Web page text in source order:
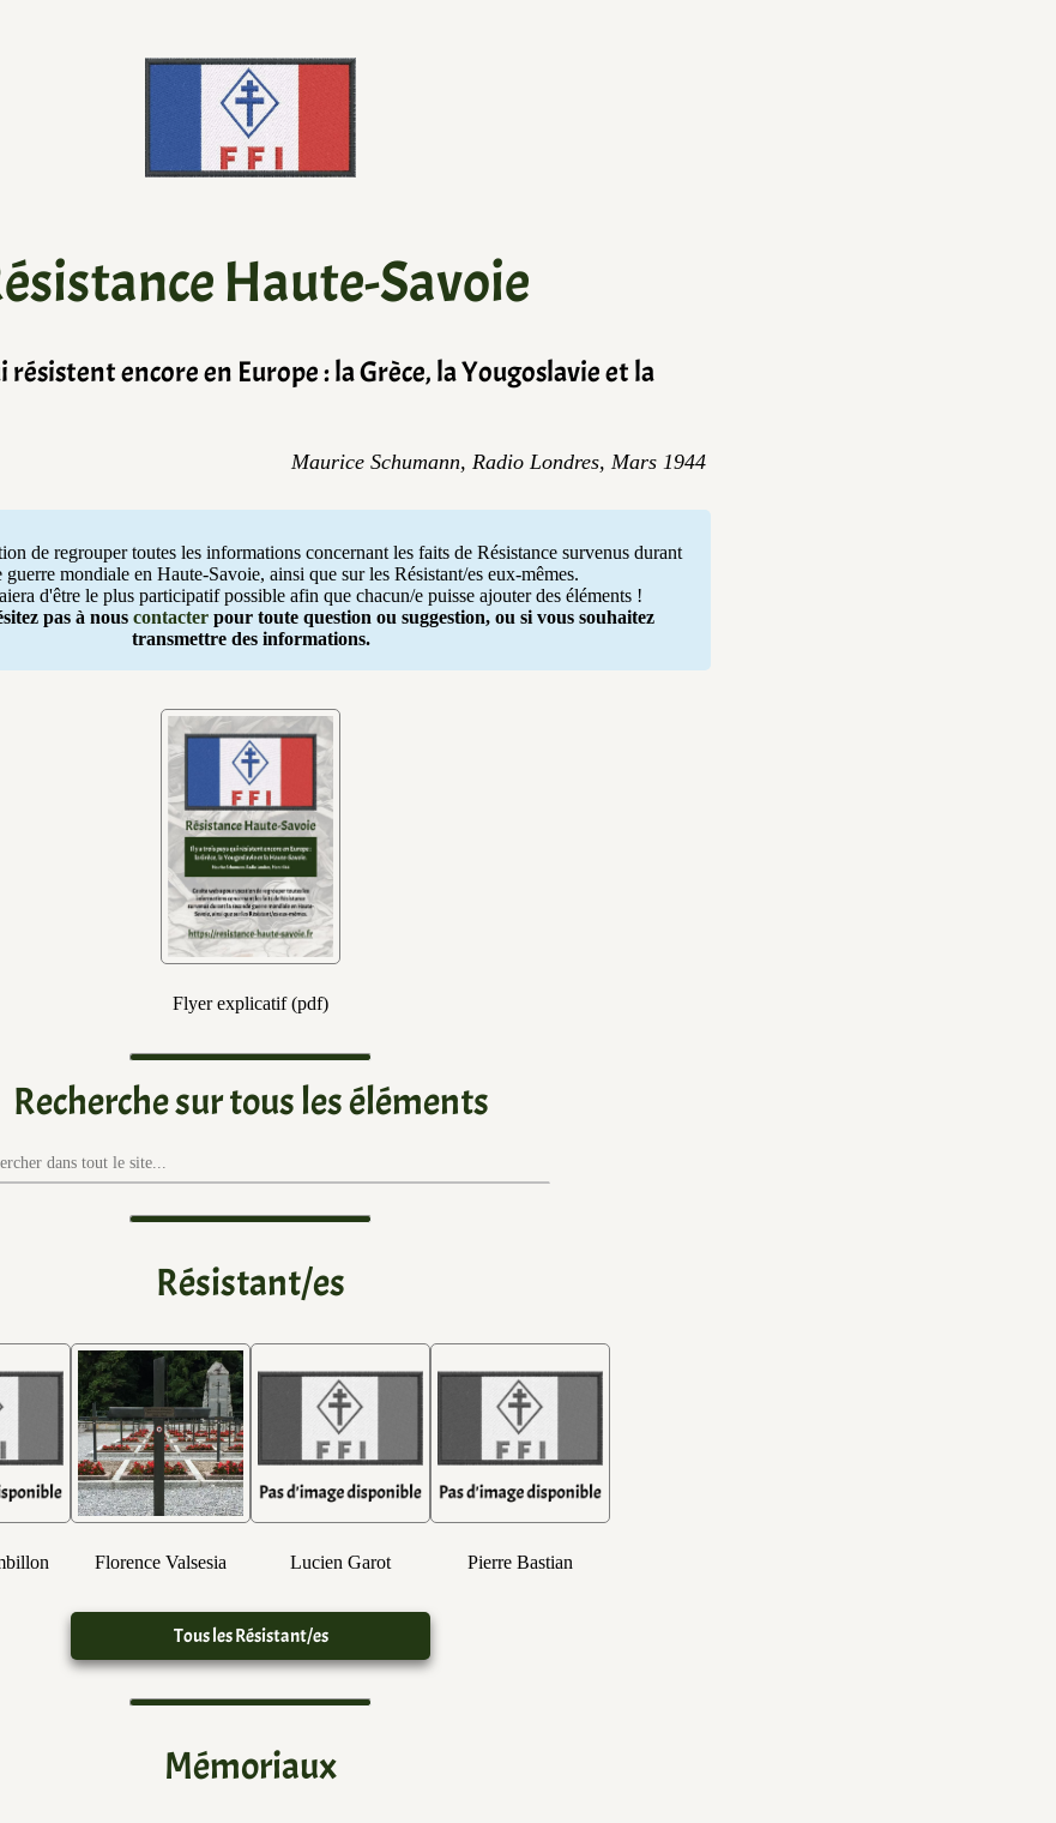
Haute-Savoie
résistent encore en Europe : la Grèce, la Yougoslavie et la
Maurice Schumann, Radio Londres, Mars 1944
de regrouper toutes les informations concernant les faits de Résistance survenus durant
guerre mondiale en Haute-Savoie, ainsi que sur les Résistant/es eux-mêmes.
d'être le plus participatif possible afin que chacun/e puisse ajouter des éléments !
pas à nous contacterpour toute question ou suggestion, ou si vous souhaitez
transmettre des informations.
Flyer explicatif (pdf)
Recherche sur tous les éléments
Résistant/es
Florence Valsesia Lucien Garot Pierre Bastian
Tous les Résistant/es
Mémoriaux